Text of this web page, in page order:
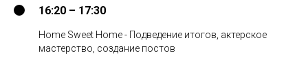
16:20 – 17:30
Home Sweet Home - Подведение итогов, актерское
мастерство, создание постов